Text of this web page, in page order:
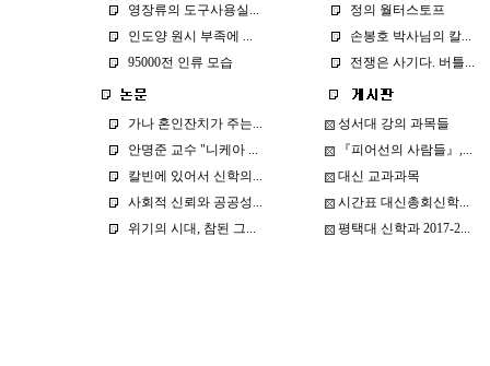
영장류의 도구사용실...
인도양 원시 부족에 ...
95000전 인류 모습
정의 월터스토프
손봉호 박사님의 칼...
전쟁은 사기다. 버틀...
가나 혼인잔치가 주는...
안명준 교수 "니케아 ...
칼빈에 있어서 신학의...
사회적 신뢰와 공공성...
위기의 시대, 참된 그...
성서대 강의 과목들
『피어선의 사람들』,...
대신 교과과목
시간표 대신총회신학...
평택대 신학과 2017-2...